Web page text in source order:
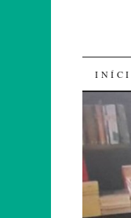
SKIP
TO